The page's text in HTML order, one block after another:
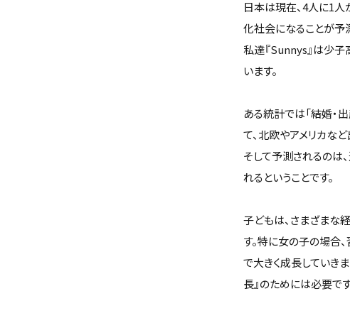
日本は現在、4人に1
化社会になることが予
私達『Sunnys』は少
います。
ある統計では「結婚・
て、北欧やアメリカな
そして予測されるのは
れるということです。
子どもは、さまざまな
す。特に女の子の場合
で大きく成長していき
長』のためには必要です